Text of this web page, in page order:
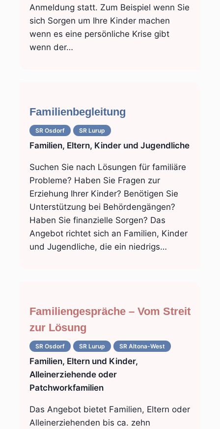
Anmeldung statt. Zum Beispiel wenn Sie
sich Sorgen um Ihre Kinder machen
wenn es eine persönliche Krise gibt
wenn der…
Familienbegleitung
SR Osdorf SR Lurup
Familien, Eltern, Kinder und Jugendliche
Suchen Sie nach Lösungen für familiäre
Probleme? Haben Sie Fragen zur
Erziehung Ihrer Kinder? Benötigen Sie
Unterstützung bei Behördengängen?
Haben Sie finanzielle Sorgen? Das
Angebot richtet sich an Familien, Kinder
und Jugendliche, die ein niedrigs…
Familiengespräche – Vom Streit
zur Lösung
SR Osdorf SR Lurup SR Altona-West
Familien, Eltern und Kinder,
Alleinerziehende oder
Patchworkfamilien
Das Angebot bietet Familien, Eltern oder
Alleinerziehenden bis ca. zehn